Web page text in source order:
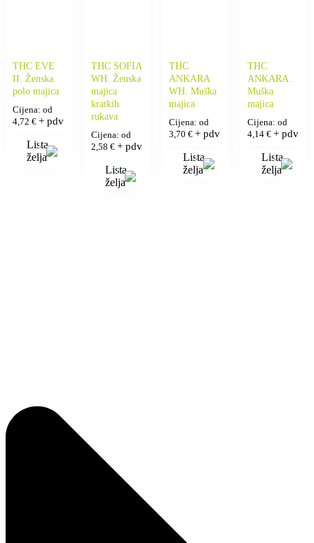
THC EVE
II. Ženska
polo majica
Cijena: od
4,72 € + pdv
Lista
želja
THC SOFIA
WH. Ženska
majica
kratkih
rukava
Cijena: od
2,58 € + pdv
Lista
želja
THC
ANKARA
WH. Muška
majica
Cijena: od
3,70€ + pdv
Lista
želja
THC
ANKARA.
Muška
majica
Cijena: od
4,14 € + pdv
Lista
želja